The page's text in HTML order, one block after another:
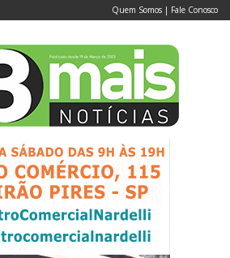
Quem Somos | Fale Conosco